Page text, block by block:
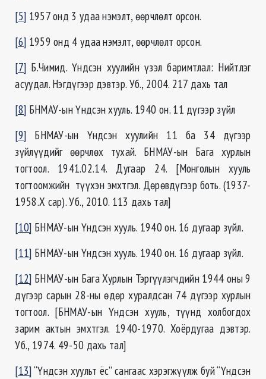
[5] 1957 онд 3 удаа нэмэлт, өөрчлөлт орсон.
[6] 1959 онд 4 удаа нэмэлт, өөрчлөлт орсон.
[7] Б.Чимид. Үндсэн хуулийн үзэл баримтлал: Нийтлэг
асуудал. Нэгдүгээр дэвтэр. Уб., 2004. 217 дахь тал
[8] БНМАУ-ын Үндсэн хууль. 1940 он. 11 дүгээр зүйл
[9] БНМАУ-ын Үндсэн хуулийн 11 ба 34 дүгээр
зүйлүүдийг өөрчлөх тухай. БНМАУ-ын Бага хурлын
тогтоол. 1941.02.14. Дугаар 24. [Монголын хууль
тогтоомжийн түүхэн эмхтгэл. Дөрөвдүгээр боть. (1937-
1958.Х сар). Уб., 2010. 113 дахь тал]
[10] БНМАУ-ын Үндсэн хууль. 1940 он. 16 дугаар зүйл.
[11] БНМАУ-ын Үндсэн хууль. 1940 он. 16 дугаар зүйл.
[12] БНМАУ-ын Бага Хурлын Тэргүүлэгчдийн 1944 оны 9
дүгээр сарын 28-ны өдөр хуралдсан 74 дүгээр хурлын
тогтоол. [БНМАУ-ын Үндсэн хууль, түүнд холбогдох
зарим актын эмхтгэл. 1940-1970. Хоёрдугаа дэвтэр.
Уб., 1974. 49-50 дахь тал]
[13]“Үндсэн хуульт ёс” сангаас хэрэгжүүлж буй “Үндсэн